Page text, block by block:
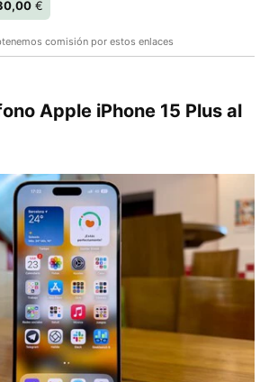
€
comisión por estos enlaces
Apple iPhone 15 Plus al